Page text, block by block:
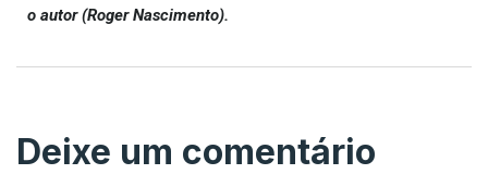
o autor (Roger Nascimento).
Deixe um comentário